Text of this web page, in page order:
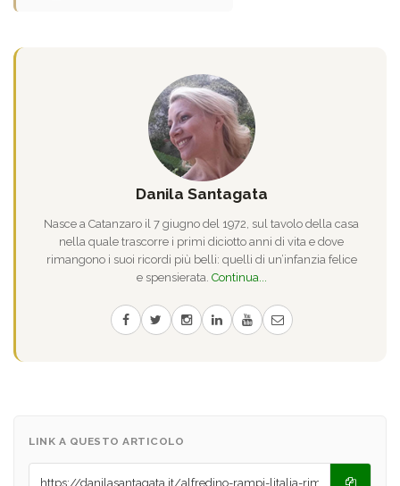
Danila Santagata
Nasce a Catanzaro il 7 giugno del 1972, sul tavolo della casa
nella quale trascorre i primi diciotto anni di vita e dove
rimangono i suoi ricordi più belli: quelli di un’infanzia felice
e spensierata. Continua...
LINK A QUESTO ARTICOLO